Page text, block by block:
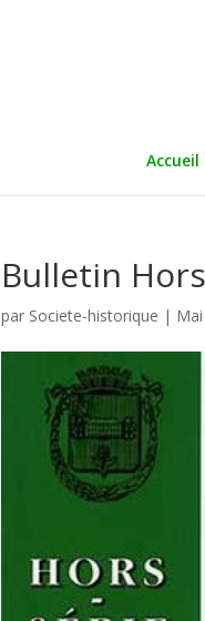
Accueil
Bulletin
par Societe-historique |